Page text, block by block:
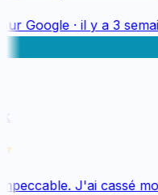
Google· il y a 3
J'ai cassé